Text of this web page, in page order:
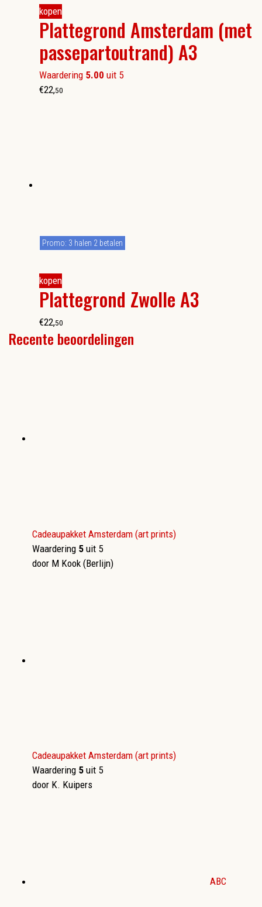
kopen
Plattegrond Amsterdam (met
passepartoutrand) A3
Waardering 5.00 uit 5
€22,50
kopen
Plattegrond Zwolle A3
Promo: 3 halen 2 betalen
€22,50
Recente beoordelingen
Cadeaupakket Amsterdam (art prints)
Waardering 5 uit 5
door M Kook (Berlijn)
Cadeaupakket Amsterdam (art prints)
Waardering 5 uit 5
door K. Kuipers
ABC